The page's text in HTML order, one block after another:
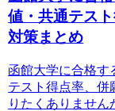
値・共通テス
対策まとめ
函館大学に合格す
テスト得点率、併
りたくありません